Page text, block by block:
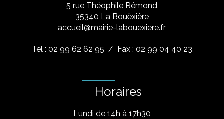
5 rue Théophile Rémond
​35340 La Bouëxière
accueil@mairie-labouexiere.fr
Tel : 02 99 62 62 95 / Fax : 02 99 04 40 23
Horaires
Lundi de 14h à 17h30